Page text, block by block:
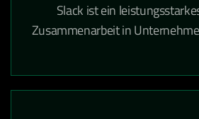
Slack ist ein
Zusammenarbeit in
Arbeit erledigen können –